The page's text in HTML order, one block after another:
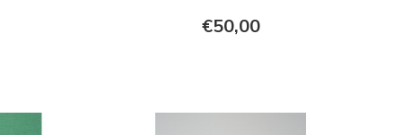
€50,00